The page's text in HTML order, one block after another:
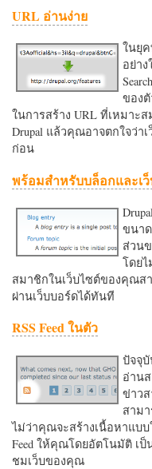
URL อ่านง่าย
ในยุค
อย่า
ของ
ในการสร้าง URL ที่เหมาะส
Drupal แล้วคุณอาจตกใจว่
ก่อน
พร้อมสำหรับบล็อกและเ
ขนา
ส่วน
โดยไ
สมาชิกในเว็บไซต์ของคุณส
ผ่านเว็บบอร์ดได้ทันที
RSS Feed ในตัว
ปัจจุ
อ่าน
ข่าว
สาม
ไม่ว่าคุณจะสร้างเนื้อหาแบบ
Feed ให้คุณโดยอัตโนมัติ เ
ชมเว็บของคุณ